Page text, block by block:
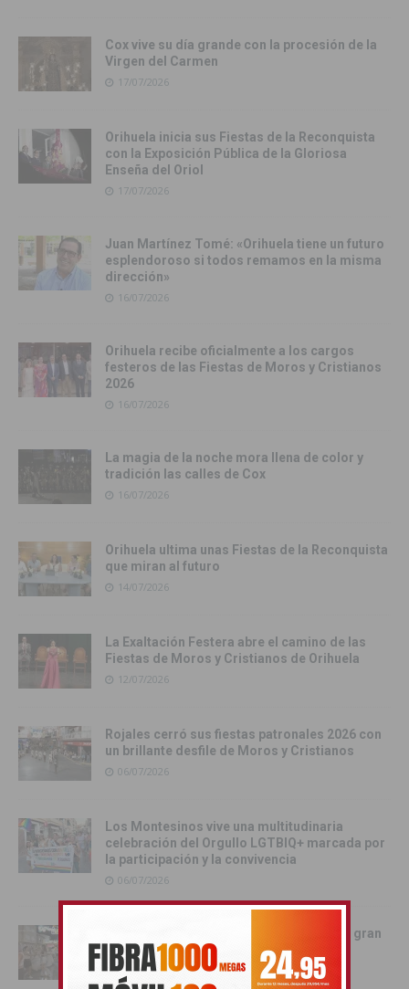
Cox vive su día grande con la procesión de la
Virgen del Carmen
17/07/2026
Orihuela inicia sus Fiestas de la Reconquista
con la Exposición Pública de la Gloriosa
Enseña del Oriol
17/07/2026
Juan Martínez Tomé: «Orihuela tiene un futuro
esplendoroso si todos remamos en la misma
dirección»
16/07/2026
Orihuela recibe oficialmente a los cargos
festeros de las Fiestas de Moros y Cristianos
2026
16/07/2026
La magia de la noche mora llena de color y
tradición las calles de Cox
16/07/2026
Orihuela ultima unas Fiestas de la Reconquista
que miran al futuro
14/07/2026
La Exaltación Festera abre el camino de las
Fiestas de Moros y Cristianos de Orihuela
12/07/2026
Rojales cerró sus fiestas patronales 2026 con
un brillante desfile de Moros y Cristianos
06/07/2026
Los Montesinos vive una multitudinaria
celebración del Orgullo LGTBIQ+ marcada por
la participación y la convivencia
06/07/2026
Rojales vive una noche inolvidable con la gran
Charanga de sus fiestas patronales
05/07/2026